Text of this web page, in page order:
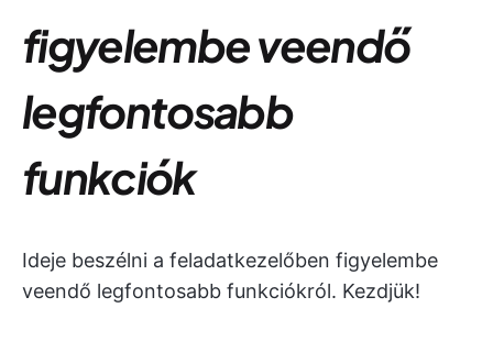
figyelembe veendő
legfontosabb
funkciók
Ideje beszélni a feladatkezelőben figyelembe
veendő legfontosabb funkciókról. Kezdjük!